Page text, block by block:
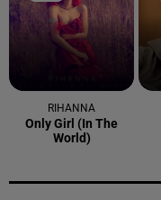
RIHANNA
Only Girl (in The
World)